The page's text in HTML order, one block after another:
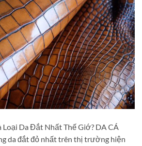
Loại Da Đắt Nhất Thế Giớ? DA CÁ
da đắt đỏ nhất trên thị trường hiện